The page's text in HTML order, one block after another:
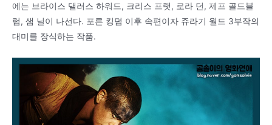
에는 브라이스 댈러스 하워드, 크리스 프랫, 로라 던, 제프 골드블
럼, 샘 닐이 나선다. 포른 킹덤 이후 속편이자 쥬라기 월드 3부작의
대미를 장식하는 작품.